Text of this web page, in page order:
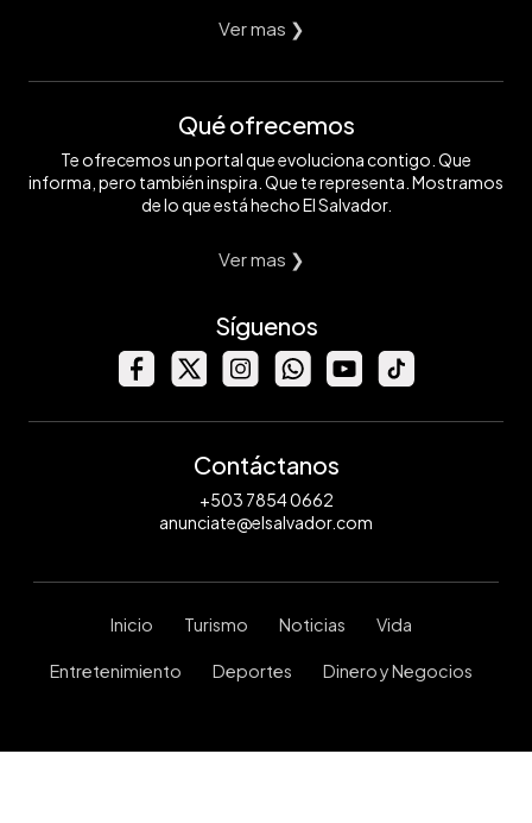
Ver mas ❯
Qué ofrecemos
Te ofrecemos un portal que evoluciona contigo. Que
informa, pero también inspira. Que te representa. Mostramos
de lo que está hecho El Salvador.
Ver mas ❯
Síguenos
Contáctanos
+503 7854 0662
anunciate@elsalvador.com
Inicio Turismo Noticias Vida
Entretenimiento Deportes Dinero y Negocios